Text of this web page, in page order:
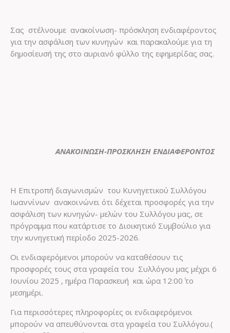
Σας στέλνουμε ανακοίνωση- πρόσκληση ενδιαφέροντος
για την ασφάλιση των κυνηγών και παρακαλούμε για τη
δημοσίευσή της στο αυριανό φύλλο της εφημερίδας σας.
ΑΝΑΚΟΙΝΩΣΗ-ΠΡΟΣΚΛΗΣΗ ΕΝΔΙΑΦΕΡΟΝΤΟΣ
Η Επιτροπή διαγωνισμών του Κυνηγετικού Συλλόγου
Ιωαννίνων ανακοινώνει ότι δέχεται προσφορές για την
ασφάλιση των κυνηγών- μελών του Συλλόγου μας, σε
πρόγραμμα που κατάρτισε το Διοικητικό Συμβούλιο για
την κυνηγετική περίοδο 2025-2026.
Οι ενδιαφερόμενοι μπορούν να καταθέσουν τις
προσφορές τους στα γραφεία του Συλλόγου μας μέχρι 6
Ιουνίου 2025 , ημέρα Παρασκευή και ώρα 12:00΄ το
μεσημέρι.
Για περισσότερες πληροφορίες οι ενδιαφερόμενοι
μπορούν να απευθύνονται στα γραφεία του Συλλόγου.(